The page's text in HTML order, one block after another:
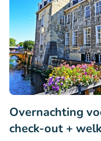
Overnachting
check-out +